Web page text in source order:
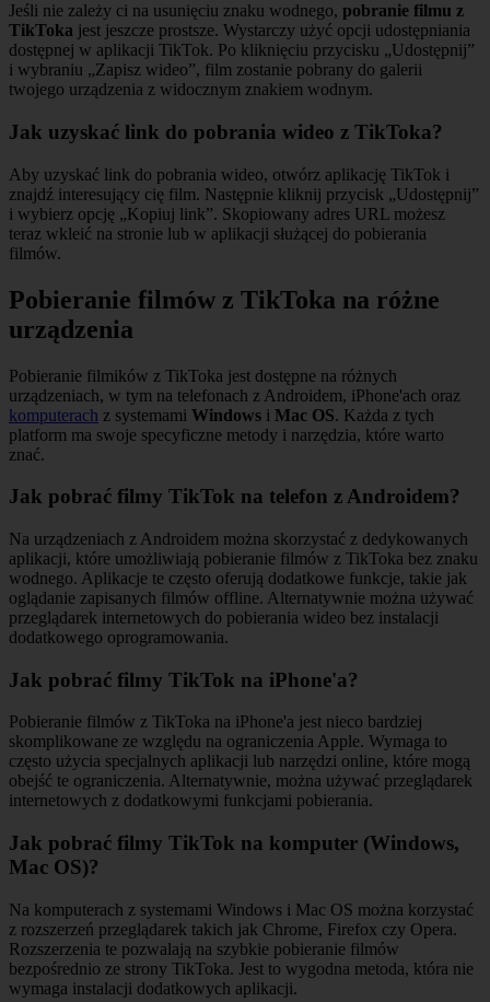
Jeśli nie zależy ci na usunięciu znaku wodnego, pobranie filmu z
TikToka jest jeszcze prostsze. Wystarczy użyć opcji udostępniania
dostępnej w aplikacji TikTok. Po kliknięciu przycisku „Udostępnij”
i wybraniu „Zapisz wideo”, film zostanie pobrany do galerii
twojego urządzenia z widocznym znakiem wodnym.
Jak uzyskać link do pobrania wideo z TikToka?
Aby uzyskać link do pobrania wideo, otwórz aplikację TikTok i
znajdź interesujący cię film. Następnie kliknij przycisk „Udostępnij”
i wybierz opcję „Kopiuj link”. Skopiowany adres URL możesz
teraz wkleić na stronie lub w aplikacji służącej do pobierania
filmów.
Pobieranie filmów z TikToka na różne
urządzenia
Pobieranie filmików z TikToka jest dostępne na różnych
urządzeniach, w tym na telefonach z Androidem, iPhone'ach oraz
komputerach z systemami Windows i Mac OS. Każda z tych
platform ma swoje specyficzne metody i narzędzia, które warto
znać.
Jak pobrać filmy TikTok na telefon z Androidem?
Na urządzeniach z Androidem można skorzystać z dedykowanych
aplikacji, które umożliwiają pobieranie filmów z TikToka bez znaku
wodnego. Aplikacje te często oferują dodatkowe funkcje, takie jak
oglądanie zapisanych filmów offline. Alternatywnie można używać
przeglądarek internetowych do pobierania wideo bez instalacji
dodatkowego oprogramowania.
Jak pobrać filmy TikTok na iPhone'a?
Pobieranie filmów z TikToka na iPhone'a jest nieco bardziej
skomplikowane ze względu na ograniczenia Apple. Wymaga to
często użycia specjalnych aplikacji lub narzędzi online, które mogą
obejść te ograniczenia. Alternatywnie, można używać przeglądarek
internetowych z dodatkowymi funkcjami pobierania.
Jak pobrać filmy TikTok na komputer (Windows,
Mac OS)?
Na komputerach z systemami Windows i Mac OS można korzystać
z rozszerzeń przeglądarek takich jak Chrome, Firefox czy Opera.
Rozszerzenia te pozwalają na szybkie pobieranie filmów
bezpośrednio ze strony TikToka. Jest to wygodna metoda, która nie
wymaga instalacji dodatkowych aplikacji.